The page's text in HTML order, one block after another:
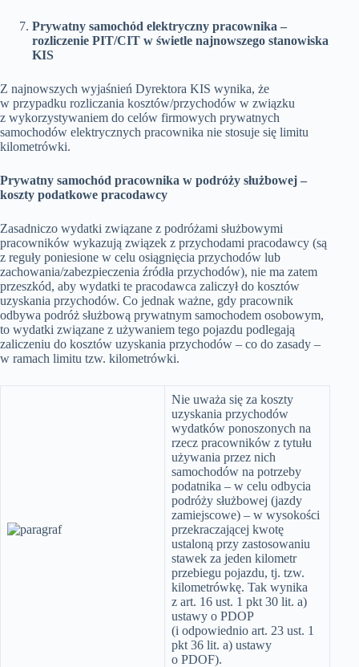
Prywatny samochód elektryczny pracownika –
rozliczenie PIT/CIT w świetle najnowszego stanowiska
KIS
Z najnowszych wyjaśnień Dyrektora KIS wynika, że
w przypadku rozliczania kosztów/przychodów w związku
z wykorzystywaniem do celów firmowych prywatnych
samochodów elektrycznych pracownika nie stosuje się limitu
kilometrówki.
Prywatny samochód pracownika w podróży służbowej –
koszty podatkowe pracodawcy
Zasadniczo wydatki związane z podróżami służbowymi
pracowników wykazują związek z przychodami pracodawcy (są
z reguły poniesione w celu osiągnięcia przychodów lub
zachowania/zabezpieczenia źródła przychodów), nie ma zatem
przeszkód, aby wydatki te pracodawca zaliczył do kosztów
uzyskania przychodów. Co jednak ważne, gdy pracownik
odbywa podróż służbową prywatnym samochodem osobowym,
to wydatki związane z używaniem tego pojazdu podlegają
zaliczeniu do kosztów uzyskania przychodów – co do zasady –
w ramach limitu tzw. kilometrówki.
Nie uważa się za koszty
uzyskania przychodów
wydatków ponoszonych na
rzecz pracowników z tytułu
używania przez nich
samochodów na potrzeby
podatnika – w celu odbycia
podróży służbowej (jazdy
zamiejscowe) – w wysokości
przekraczającej kwotę
ustaloną przy zastosowaniu
stawek za jeden kilometr
przebiegu pojazdu, tj. tzw.
kilometrówkę. Tak wynika
z art. 16 ust. 1 pkt 30 lit. a)
ustawy o PDOP
(i odpowiednio art. 23 ust. 1
pkt 36 lit. a) ustawy
o PDOF).